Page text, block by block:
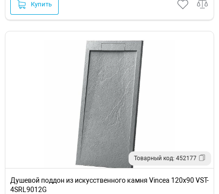
Купить
Товарный код: 452177
Душевой поддон из искусственного камня Vincea 120x90 VST-
4SRL9012G